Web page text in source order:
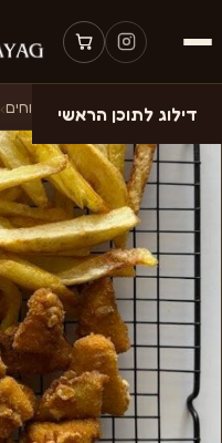
דילוג לתוכן הראשי
דף הבית›מתכונים ›בישולים ומלוחים›